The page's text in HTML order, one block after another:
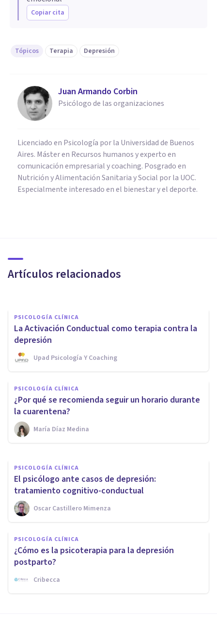
Copiar cita
Tópicos Terapia Depresión
Juan Armando Corbin
Psicólogo de las organizaciones
Licenciado en Psicología por la Universidad de Buenos
Aires. Máster en Recursos humanos y experto en
comunicación empresarial y coaching. Posgrado en
Nutrición y Alimentación Sanitaria y Social por la UOC.
Especialmente interesado en el bienestar y el deporte.
Artículos relacionados
en Valencia
PSICOLOGÍA CLÍNICA
La Activación Conductual como terapia contra la
depresión
Upad Psicología Y Coaching
PSICOLOGÍA CLÍNICA
¿Por qué se recomienda seguir un horario durante
la cuarentena?
María Díaz Medina
La Terapia de Autocontrol de
Rehm
Oscar Castillero Mimenza
PSICOLOGÍA CLÍNICA
El psicólogo ante casos de depresión:
tratamiento cognitivo-conductual
Oscar Castillero Mimenza
PSICOLOGÍA CLÍNICA
¿Cómo es la psicoterapia para la depresión
postparto?
Cribecca